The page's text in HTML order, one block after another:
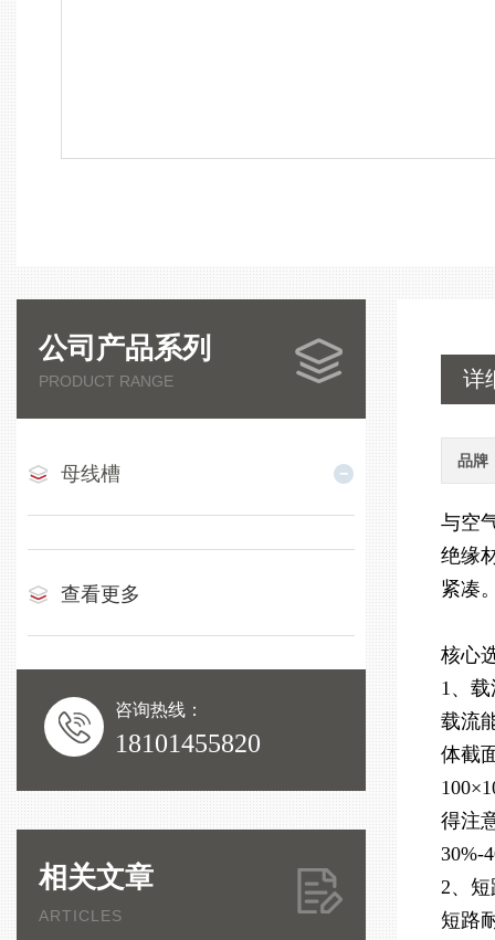
公司产品系列
PRODUCT RANGE
母线槽
查看更多
咨询热线：
18101455820
相关文章
ARTICLES
详
品牌
与空
绝缘
紧凑
核心
1、
载流
体截
得注
30%-
2、
短路